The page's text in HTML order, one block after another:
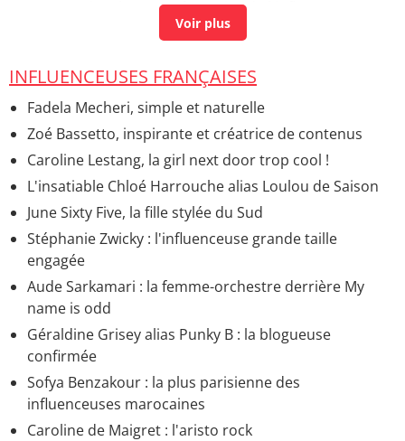
Betty Autier : la queen française de l'influence
Accueil - Influenceuses françaises
INFLUENCEUSES FRANÇAISES
Fadela Mecheri, simple et naturelle
Zoé Bassetto, inspirante et créatrice de contenus
Caroline Lestang, la girl next door trop cool !
L'insatiable Chloé Harrouche alias Loulou de Saison
June Sixty Five, la fille stylée du Sud
Stéphanie Zwicky : l'influenceuse grande taille
engagée
Aude Sarkamari : la femme-orchestre derrière My
name is odd
Géraldine Grisey alias Punky B : la blogueuse
confirmée
Sofya Benzakour : la plus parisienne des
influenceuses marocaines
Caroline de Maigret : l'aristo rock